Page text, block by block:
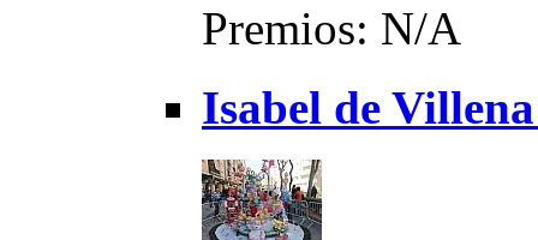
Premios: N/A
Isabel de